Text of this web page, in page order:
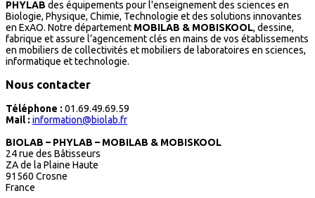
PHYLAB des équipements pour l'enseignement des sciences en
Biologie, Physique, Chimie, Technologie et des solutions innovantes
en ExAO. Notre département MOBILAB & MOBISKOOL, dessine,
fabrique et assure l’agencement clés en mains de vos établissements
en mobiliers de collectivités et mobiliers de laboratoires en sciences,
informatique et technologie.
Nous contacter
Téléphone : 01.69.49.69.59
Mail : information@biolab.fr
BIOLAB – PHYLAB – MOBILAB & MOBISKOOL
24 rue des Bâtisseurs
ZA de la Plaine Haute
91560 Crosne
France